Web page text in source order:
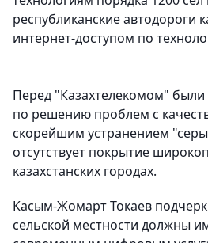
республиканские автодороги
интернет-доступом по
Перед "Казахтелекомом" были
по решению проблем с
скорейшим устранением
отсутствует покрытие
казахстанских городах.
Касым-Жомарт Токаев
сельской местности должны